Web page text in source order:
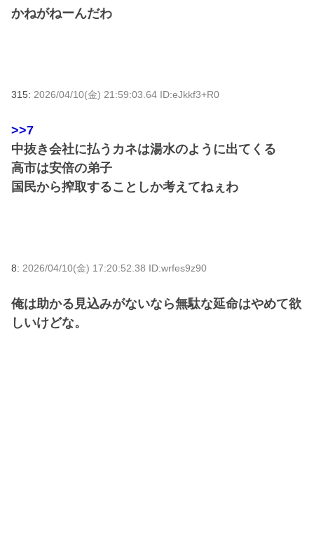
かねがねーんだわ
315: 2026/04/10(金) 21:59:03.64 ID:eJkkf3+R0
>>7
中抜き会社に払うカネは湯水のように出てくる
高市は安倍の弟子
国民から搾取することしか考えてねぇわ
8: 2026/04/10(金) 17:20:52.38 ID:wrfes9z90
俺は助かる見込みがないなら無駄な延命はやめて欲
しいけどな。